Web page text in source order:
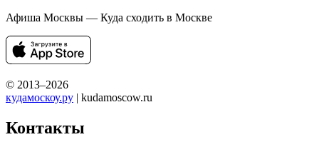
Афиша Москвы — Куда сходить в Москве
© 2013–2026
кудамоскоу.ру | kudamoscow.ru
Контакты